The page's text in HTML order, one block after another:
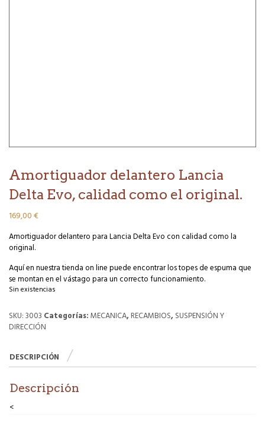
Amortiguador delantero Lancia
Delta Evo, calidad como el original.
169,00€
Amortiguador delantero para Lancia Delta Evo con calidad como la
original.
Aquí en nuestra tienda on line puede encontrar los topes de espuma que
se montan en el vástago para un correcto funcionamiento.
Sin existencias
SKU:3003 Categorías:MECANICA, RECAMBIOS, SUSPENSIÓN Y
DIRECCIÓN
DESCRIPCIÓN
Descripción
<